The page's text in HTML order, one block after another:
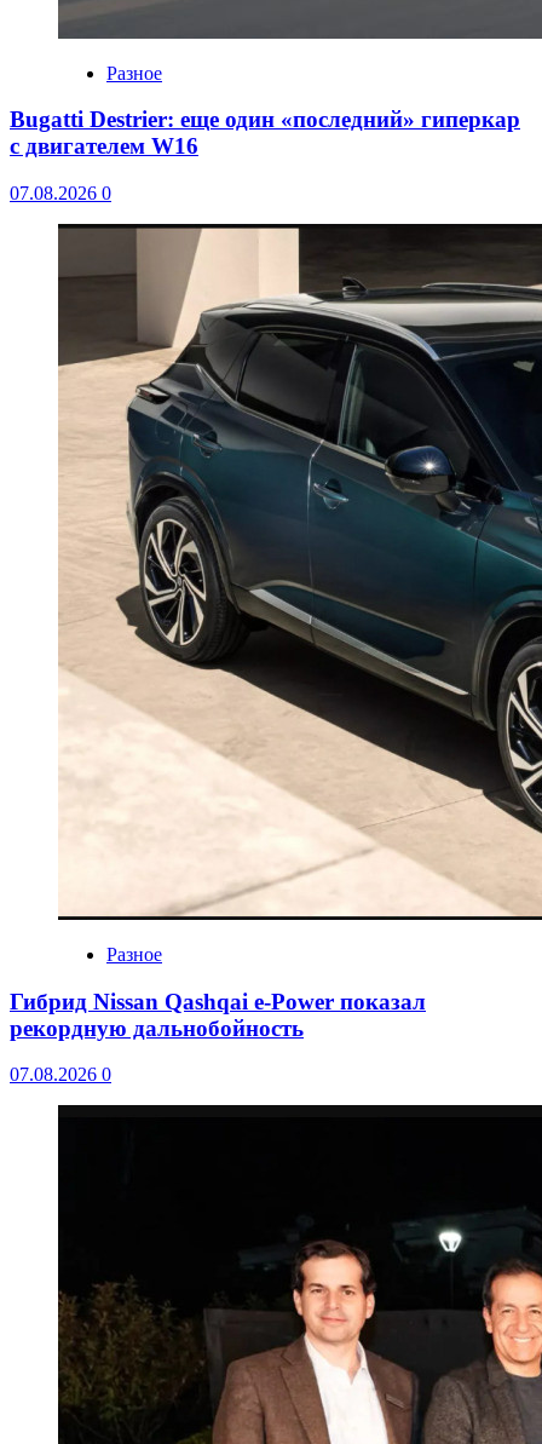
Разное
Bugatti Destrier: еще один «последний» гиперкар
с двигателем W16
07.08.2026 0
Разное
Гибрид Nissan Qashqai e-Power показал
рекордную дальнобойность
07.08.2026 0